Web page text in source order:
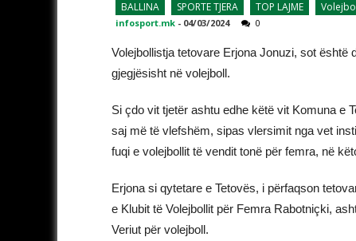
BALLINA SPORTE TJERA TOP LAJME
infosport.mk - 04/03/2024 0
Volejbollistja tetovare Erjona Jonuzi, sot është
gjegjësisht në volejboll.
Si çdo vit tjetër ashtu edhe këtë vit Komuna e
saj më të vlefshëm, sipas vlersimit nga vet
fuqi e volejbollit të vendit tonë për femra, në
Erjona si qytetare e Tetovës, i përfaqson
e Klubit të Volejbollit për Femra Rabotniçki,
Veriut për volejboll.